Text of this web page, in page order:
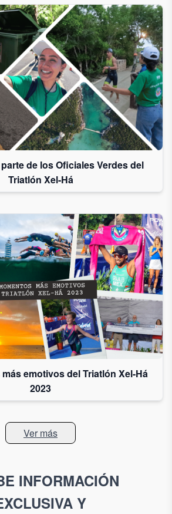
de los Oficiales Verdes del
Triatlón Xel-Há
emotivos del Triatlón Xel-Há
2023
Ver más
INFORMACIÓN
Y